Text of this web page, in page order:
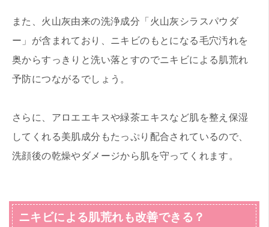
また、火山灰由来の洗浄成分「火山灰シラスパウダ
ー」が含まれており、ニキビのもとになる毛穴汚れを
奥からすっきりと洗い落とすのでニキビによる肌荒れ
予防につながるでしょう。
さらに、アロエエキスや緑茶エキスなど肌を整え保湿
してくれる美肌成分もたっぷり配合されているので、
洗顔後の乾燥やダメージから肌を守ってくれます。
ニキビによる肌荒れも改善できる？